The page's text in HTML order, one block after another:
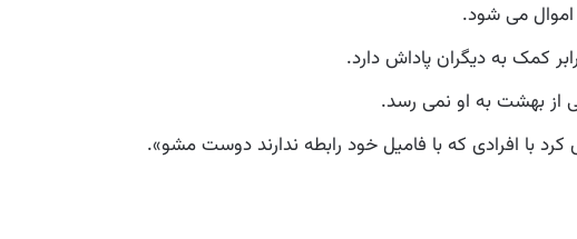
می شود.
کمک به دیگران پاداش دارد.
از بهشت به او نمی رسد.
با افرادی که با فامیل خود رابطه ندارند دوست مشو».